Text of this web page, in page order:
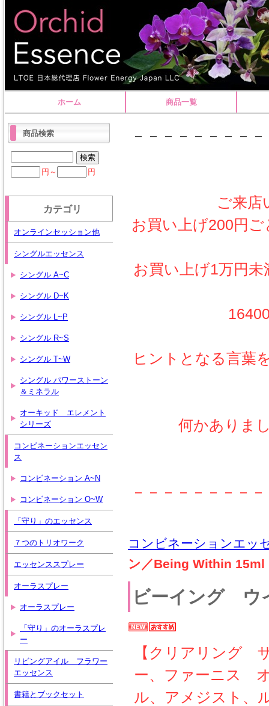
ホーム 商品一覧
－－－－－－－－
ご来
お買い上げ200円
お買い上げ1万円
ヒントとなる言葉
何かありま
－－－－－－－－
コンビネーションエッ
ン／Being Within 15ml
ビーイング ウ
【クリアリング
ー、ファーニス
ル、アメジスト、
商品検索
円～ 円
カテゴリ
オンラインセッション他
シングルエッセンス
シングル A~C
シングル D~K
シングル L~P
シングル R~S
シングル T~W
シングル パワーストーン
＆ミネラル
オーキッド エレメント
シリーズ
コンビネーションエッセン
ス
コンビネーション A~N
コンビネーション O~W
「守り」のエッセンス
７つのトリオワーク
エッセンススプレー
オーラスプレー
オーラスプレー
「守り」のオーラスプレ
ー
リビングアイル フラワー
エッセンス
書籍とブックセット